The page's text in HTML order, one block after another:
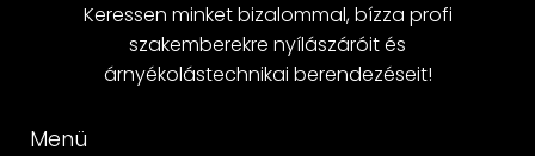
Keressen minket bizalommal, bízza profi
szakemberekre nyílászáróit és
árnyékolástechnikai berendezéseit!
Menü